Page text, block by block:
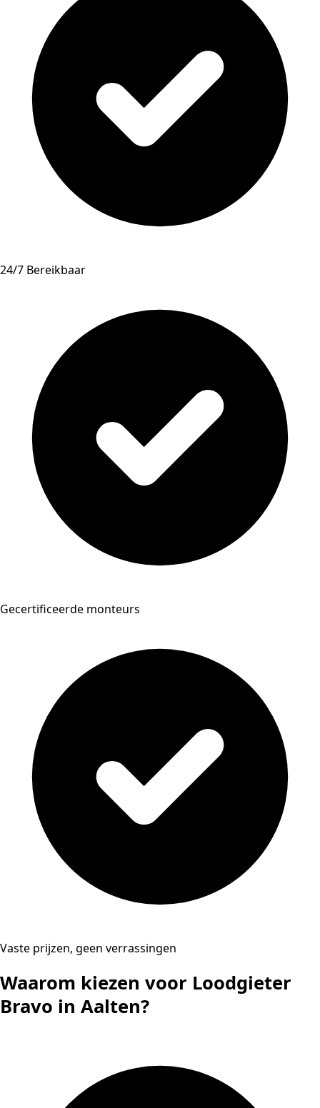
24/7 Bereikbaar
Gecertificeerde monteurs
Vaste prijzen, geen verrassingen
Waarom kiezen voor Loodgieter
Bravo in Aalten?